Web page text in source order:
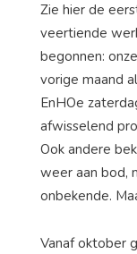
Zie hier de
veertiende
begonnen:
vorige maand
EnHOe
afwisselend
Ook andere
weer aan bod,
onbekende.
Vanaf oktober